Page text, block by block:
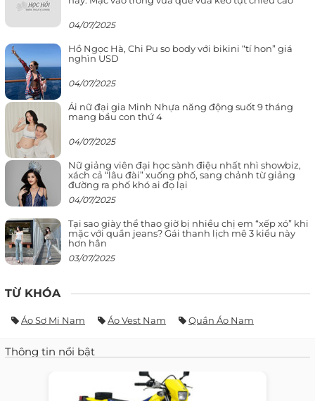
04/07/2025
Hồ Ngọc Hà, Chi Pu so body với bikini “tí hon” giá
nghìn USD
04/07/2025
Ái nữ đại gia Minh Nhựa năng động suốt 9 tháng
mang bầu con thứ 4
04/07/2025
Nữ giảng viên đại học sành điệu nhất nhì showbiz,
xách cả “lâu đài” xuống phố, sang chảnh từ giảng
đường ra phố khó ai đọ lại
04/07/2025
Tại sao giày thể thao giờ bị nhiều chị em “xếp xó” khi
mặc với quần jeans? Gái thanh lịch mê 3 kiểu này
hơn hẳn
03/07/2025
TỪ KHÓA
Áo Sơ Mi Nam Áo Vest Nam Quần Áo Nam
Thông tin nổi bật